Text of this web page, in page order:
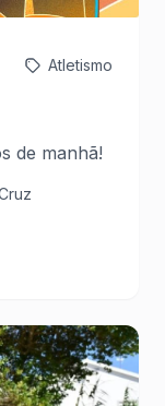
Atletismo
de manhã!